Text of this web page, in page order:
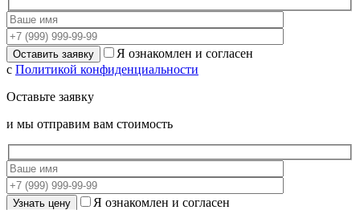
Я ознакомлен и согласен
с Политикой конфиденциальности
Оставьте заявку
и мы отправим вам стоимость
Я ознакомлен и согласен